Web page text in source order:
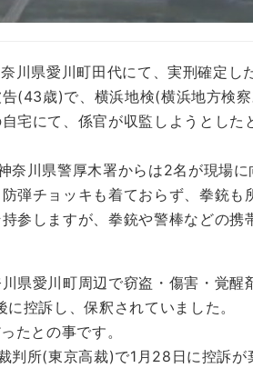
川県愛川町田代にて、実刑確定し
(43歳)で、横浜地検(横浜地方検
宅にて、係官が収監しようとし
奈川県警厚木署からは2名が現場に
弾チョッキも着ておらず、拳銃も
参しますが、拳銃や警棒などの
県愛川町周辺で窃盗・傷害・覚
控訴し、保釈されていました。
たとの事です。
判所(東京高裁)で1月28日に控訴